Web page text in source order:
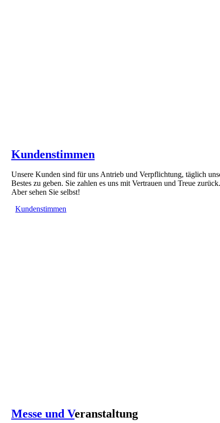
Kundenstimmen
Unsere Kunden sind für uns Antrieb und Verpflichtung, täglich
Bestes zu geben. Sie zahlen es uns mit Vertrauen und Treue zurück.
Aber sehen Sie selbst!
Kundenstimmen
Messe und Veranstaltung